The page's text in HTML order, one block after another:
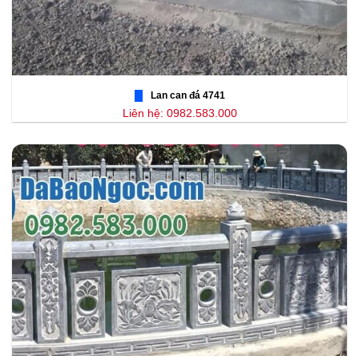
Lan can đá 4741
Liên hệ: 0982.583.000